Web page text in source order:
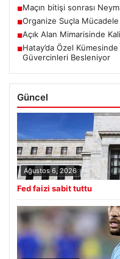
■Maçın bitişi sonrası
■Organize Suçla
■Açık Alan Mimarisinde
■Hatay’da Özel
Güvercinleri Besleniyor
Güncel
Ağustos 6, 2026
Fed faizi sabit tuttu